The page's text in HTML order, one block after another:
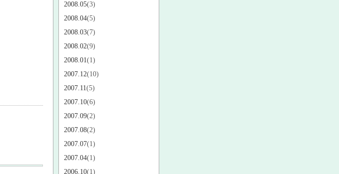
2008.05(3)
2008.04(5)
2008.03(7)
2008.02(9)
2008.01(1)
2007.12(10)
2007.11(5)
2007.10(6)
2007.09(2)
2007.08(2)
2007.07(1)
2007.04(1)
2006.10(1)